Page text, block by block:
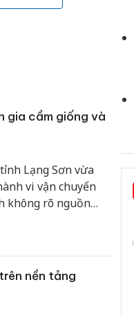
gia cầm giống và
Lạng Sơn vừa
vi vận chuyển
không rõ nguồn
nền tảng
sản phẩm nhập lậu,
bảo vệ môi trường
kinh doanh